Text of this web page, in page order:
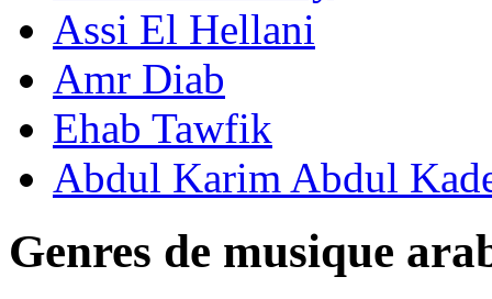
Assi El Hellani
Amr Diab
Ehab Tawfik
Abdul Karim Abdul
Genres de musique